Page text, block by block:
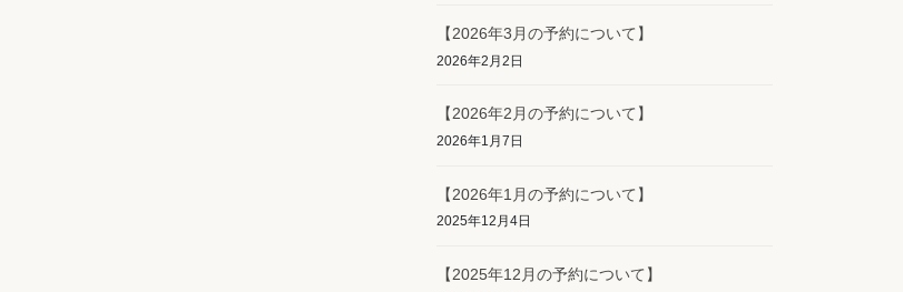
【2026年3月の予約について】
2026年2月2日
【2026年2月の予約について】
2026年1月7日
【2026年1月の予約について】
2025年12月4日
【2025年12月の予約について】